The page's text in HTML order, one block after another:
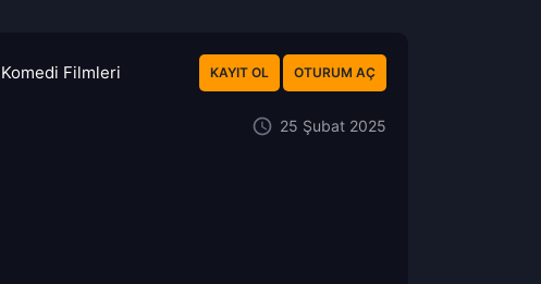
Komedi Filmleri KAYIT OL OTURUM AÇ
25 Şubat 2025